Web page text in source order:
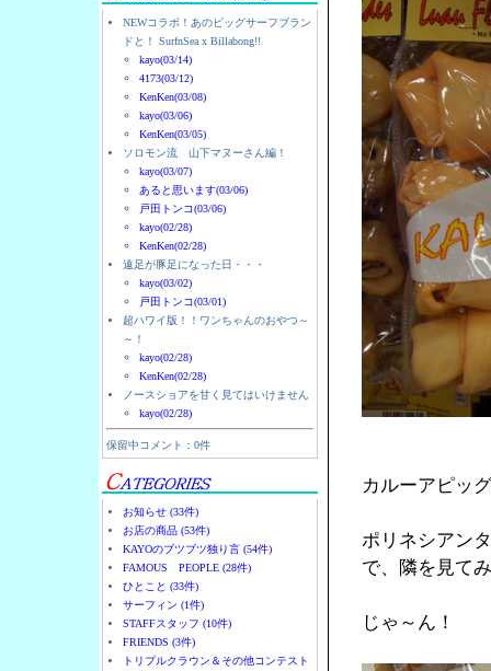
NEWコラボ！あのビッグサーフブラン
ドと！ SurfnSea x Billabong!!
kayo(03/14)
4173(03/12)
KenKen(03/08)
kayo(03/06)
KenKen(03/05)
ソロモン流 山下マヌーさん編！
kayo(03/07)
あると思います(03/06)
戸田トンコ(03/06)
kayo(02/28)
KenKen(02/28)
遠足が豚足になった日・・・
kayo(03/02)
戸田トンコ(03/01)
超ハワイ版！！ワンちゃんのおやつ～
～！
kayo(02/28)
KenKen(02/28)
ノースショアを甘く見てはいけません
kayo(02/28)
保留中コメント：0件
お知らせ (33件)
お店の商品 (53件)
KAYOのブツブツ独り言 (54件)
FAMOUS PEOPLE (28件)
ひとこと (33件)
サーフィン (1件)
STAFFスタッフ (10件)
FRIENDS (3件)
トリプルクラウン＆その他コンテスト
カルーアピッ
ポリネシアン
で、隣を見て
じゃ～ん！